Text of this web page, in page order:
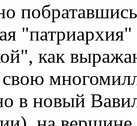
"патриархия"
как
в новый